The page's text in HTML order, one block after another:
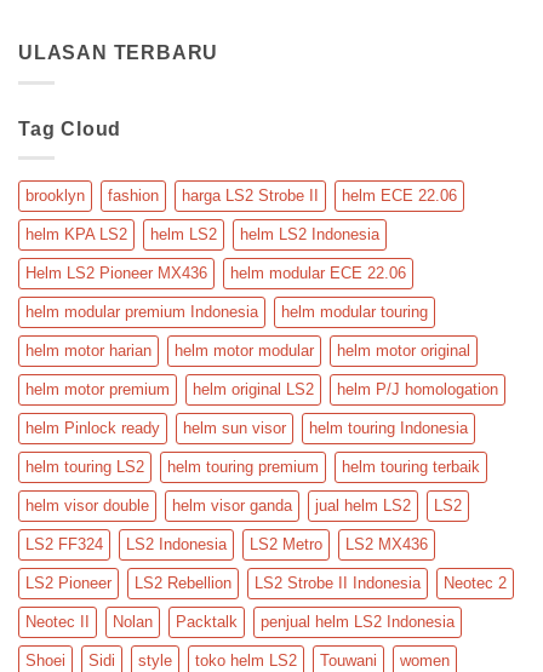
GT
Touring
Helm
Crossover
ULASAN TERBARU
Tag Cloud
brooklyn fashion harga LS2 Strobe II helm ECE 22.06
helm KPA LS2 helm LS2 helm LS2 Indonesia
Helm LS2 Pioneer MX436 helm modular ECE 22.06
helm modular premium Indonesia helm modular touring
helm motor harian helm motor modular helm motor original
helm motor premium helm original LS2 helm P/J homologation
helm Pinlock ready helm sun visor helm touring Indonesia
helm touring LS2 helm touring premium helm touring terbaik
helm visor double helm visor ganda jual helm LS2 LS2
LS2 FF324 LS2 Indonesia LS2 Metro LS2 MX436
LS2 Pioneer LS2 Rebellion LS2 Strobe II Indonesia Neotec 2
Neotec II Nolan Packtalk penjual helm LS2 Indonesia
Shoei Sidi style toko helm LS2 Touwani women